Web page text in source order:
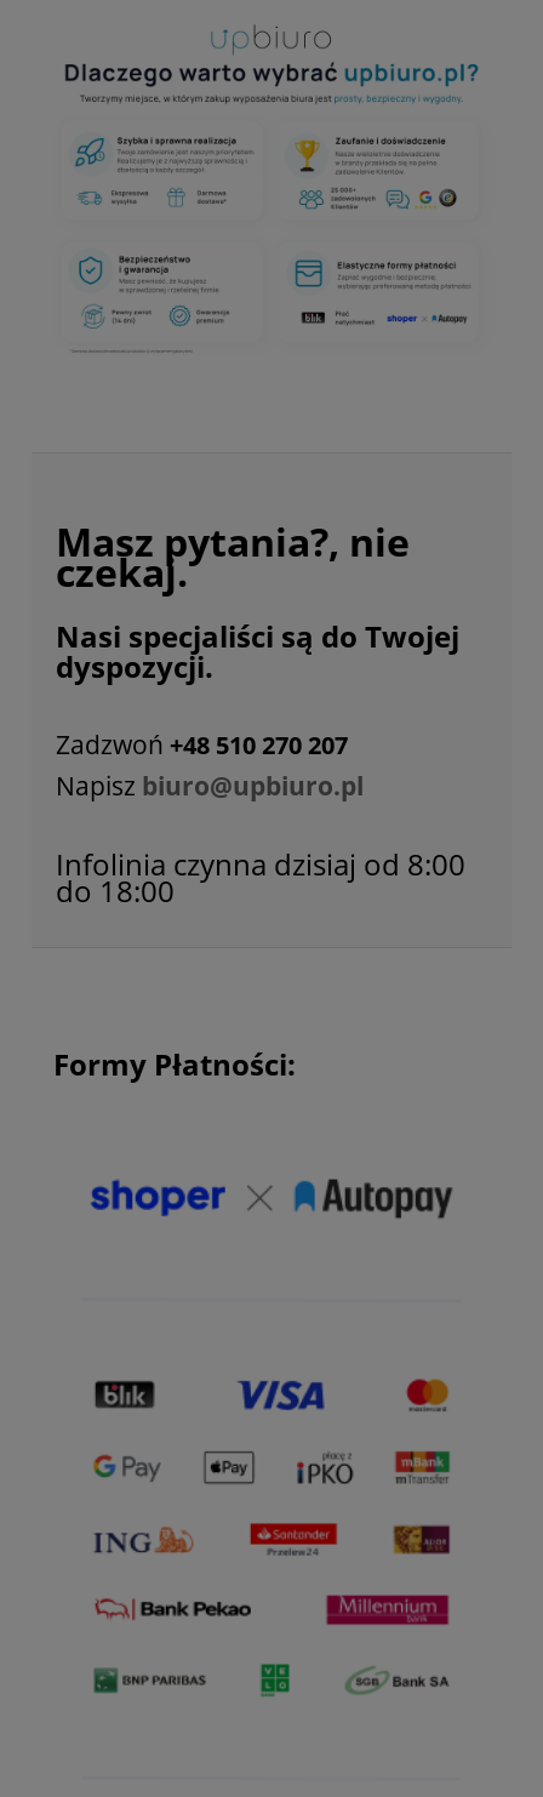
Masz pytania?, nie
czekaj.
Nasi specjaliści są do Twojej
dyspozycji.
Zadzwoń +48 510 270 207
Napisz biuro@upbiuro.pl
Infolinia czynna dzisiaj od 8:00
do 18:00
Formy Płatności: